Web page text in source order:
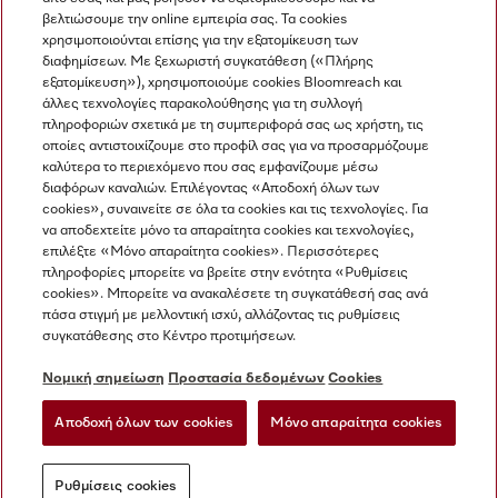
Η εταιρεία μας
Όροι και Προϋποθέσεις
Προστασία δεδομένων
Όροι Χρήσης
Δήλωση Προσβασιμότητας
Νόμος για τις ψηφιακές υπηρεσίες
Ρυθμίσεις cookies
Miele στο Instagram
Miele στο Facebook
Miele στο Youtube
βελτιώσουμε την online εμπειρία σας. Τα cookies
χρησιμοποιούνται επίσης για την εξατομίκευση των
διαφημίσεων. Με ξεχωριστή συγκατάθεση («Πλήρης
εξατομίκευση»), χρησιμοποιούμε cookies Bloomreach και
άλλες τεχνολογίες παρακολούθησης για τη συλλογή
πληροφοριών σχετικά με τη συμπεριφορά σας ως χρήστη, τις
οποίες αντιστοιχίζουμε στο προφίλ σας για να προσαρμόζουμε
καλύτερα το περιεχόμενο που σας εμφανίζουμε μέσω
διαφόρων καναλιών. Επιλέγοντας «Αποδοχή όλων των
cookies», συναινείτε σε όλα τα cookies και τις τεχνολογίες. Για
να αποδεχτείτε μόνο τα απαραίτητα cookies και τεχνολογίες,
επιλέξτε «Μόνο απαραίτητα cookies». Περισσότερες
πληροφορίες μπορείτε να βρείτε στην ενότητα «Ρυθμίσεις
cookies». Μπορείτε να ανακαλέσετε τη συγκατάθεσή σας ανά
πάσα στιγμή με μελλοντική ισχύ, αλλάζοντας τις ρυθμίσεις
συγκατάθεσης στο Κέντρο προτιμήσεων.
Νομική σημείωση Προστασία δεδομένων Cookies
Αποδοχή όλων των cookies Μόνο απαραίτητα cookies
Ρυθμίσεις cookies